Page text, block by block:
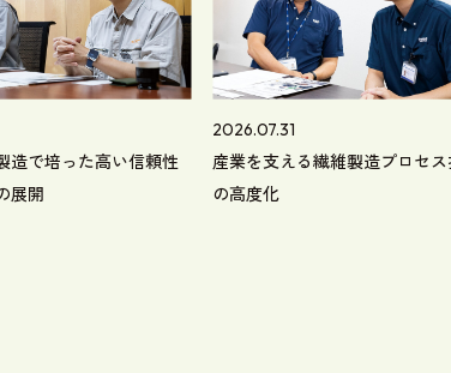
造で培った高い信頼性
展開
2026.07.31
産業を支える繊維製造プロセ
の高度化